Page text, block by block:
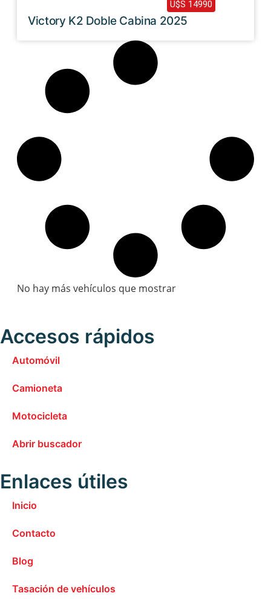
U$S 14990
Victory K2 Doble Cabina 2025
No hay más vehículos que mostrar
Accesos rápidos
Automóvil
Camioneta
Motocicleta
Abrir buscador
Enlaces útiles
Inicio
Contacto
Blog
Tasación de vehículos